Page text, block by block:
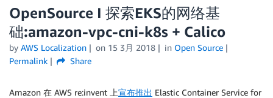
版本
OpenSource I 探索EKS的网络基
础:amazon-vpc-cni-k8s + Calico
by AWS Localization on 15 3月 2018 in Open Source
Permalink
Share
Amazon 在 AWS re:invent 上宣布推出 Elastic Container Service for